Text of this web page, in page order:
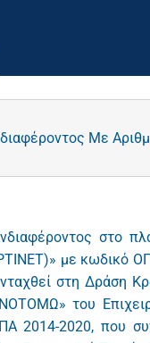
Με
στο
με κωδικό
στη Δράση
του
2014-2020, που